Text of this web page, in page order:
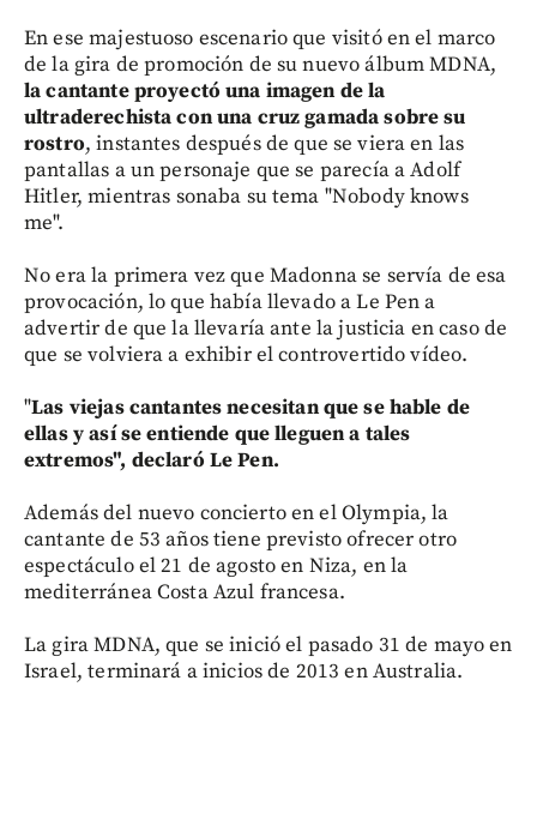
En ese majestuoso escenario que visitó en el marco
de la gira de promoción de su nuevo álbum MDNA,
la cantante proyectó una imagen de la
ultraderechista con una cruz gamada sobre su
rostro, instantes después de que se viera en las
pantallas a un personaje que se parecía a Adolf
Hitler, mientras sonaba su tema "Nobody knows
me".
No era la primera vez que Madonna se servía de esa
provocación, lo que había llevado a Le Pen a
advertir de que la llevaría ante la justicia en caso de
que se volviera a exhibir el controvertido vídeo.
"Las viejas cantantes necesitan que se hable de
ellas y así se entiende que lleguen a tales
extremos", declaró Le Pen.
Además del nuevo concierto en el Olympia, la
cantante de 53 años tiene previsto ofrecer otro
espectáculo el 21 de agosto en Niza, en la
mediterránea Costa Azul francesa.
La gira MDNA, que se inició el pasado 31 de mayo en
Israel, terminará a inicios de 2013 en Australia.